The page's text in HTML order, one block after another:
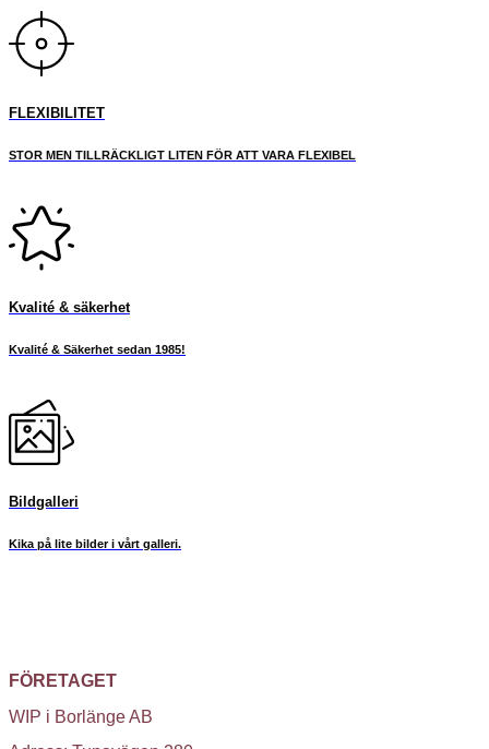
FLEXIBILITET
STOR MEN TILLRÄCKLIGT LITEN FÖR ATT VARA FLEXIBEL
Kvalité & säkerhet
Kvalité & Säkerhet sedan 1985!
Bildgalleri
Kika på lite bilder i vårt galleri.
FÖRETAGET
WIP i Borlänge AB